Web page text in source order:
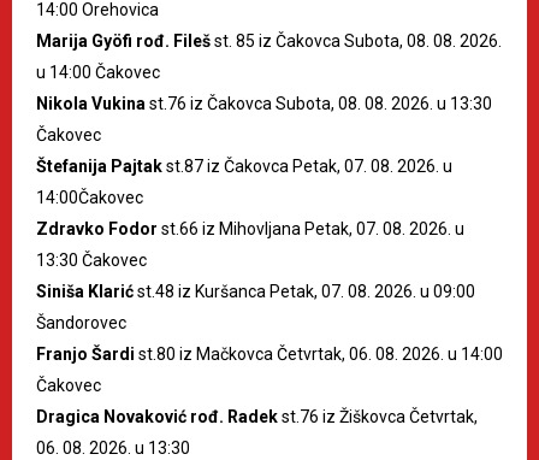
14:00 Orehovica
Marija Gyöfi rođ. Filešst. 85 iz Čakovca Subota, 08. 08. 2026.
u 14:00 Čakovec
Nikola Vukinast.76 iz Čakovca Subota, 08. 08. 2026. u 13:30
Čakovec
Štefanija Pajtakst.87 iz Čakovca Petak, 07. 08. 2026. u
14:00Čakovec
Zdravko Fodor st.66 iz Mihovljana Petak, 07. 08. 2026. u
13:30 Čakovec
Siniša Klarićst.48 iz Kuršanca Petak, 07. 08. 2026. u 09:00
Šandorovec
Franjo Šardi st.80 iz Mačkovca Četvrtak, 06. 08. 2026. u 14:00
Čakovec
Dragica Novaković rođ. Radekst.76 iz Žiškovca Četvrtak,
06. 08. 2026. u 13:30